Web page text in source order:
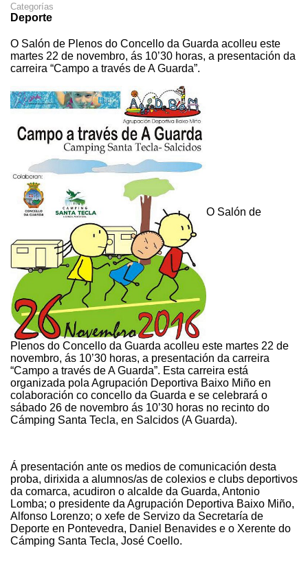
Categorías
Deporte
O Salón de Plenos do Concello da Guarda acolleu este
martes 22 de novembro, ás 10’30 horas, a presentación da
carreira “Campo a través de A Guarda”.
O Salón de
Plenos do Concello da Guarda acolleu este martes 22 de
novembro, ás 10’30 horas, a presentación da carreira
“Campo a través de A Guarda”. Esta carreira está
organizada pola Agrupación Deportiva Baixo Miño en
colaboración co concello da Guarda e se celebrará o
sábado 26 de novembro ás 10’30 horas no recinto do
Cámping Santa Tecla, en Salcidos (A Guarda).
Á presentación ante os medios de comunicación desta
proba, dirixida a alumnos/as de colexios e clubs deportivos
da comarca, acudiron o alcalde da Guarda, Antonio
Lomba; o presidente da Agrupación Deportiva Baixo Miño,
Alfonso Lorenzo; o xefe de Servizo da Secretaría de
Deporte en Pontevedra, Daniel Benavides e o Xerente do
Cámping Santa Tecla, José Coello.